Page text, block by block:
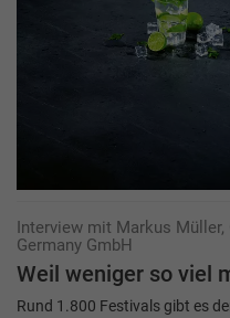
Interview mit Markus Müller,
Germany GmbH
Weil weniger so viel
Rund 1.800 Festivals gibt es